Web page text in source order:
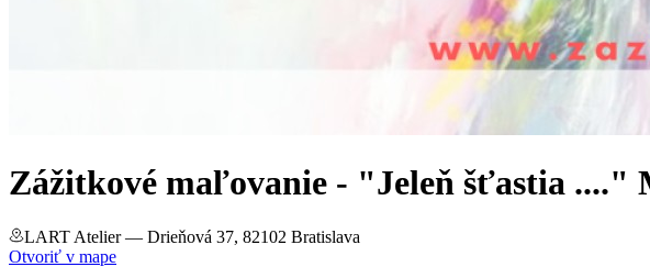
Zážitkové maľovanie - "Jeleň šťastia ...."
LART Atelier— Drieňová 37, 82102 Bratislava
Otvoriť v mape